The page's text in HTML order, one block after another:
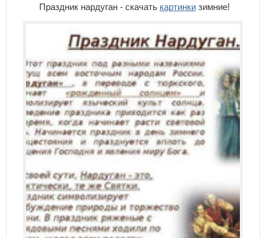
Праздник нардуган - скачать картинкизимние!